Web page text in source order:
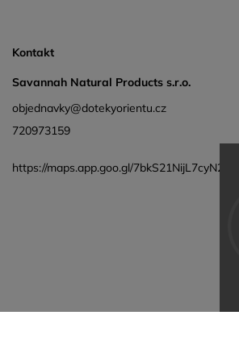
Kontakt
Savannah Natural Products s.r.o.
objednavky@dotekyorientu.cz
720973159
https://maps.app.goo.gl/7bkS21NijL7cyN25A